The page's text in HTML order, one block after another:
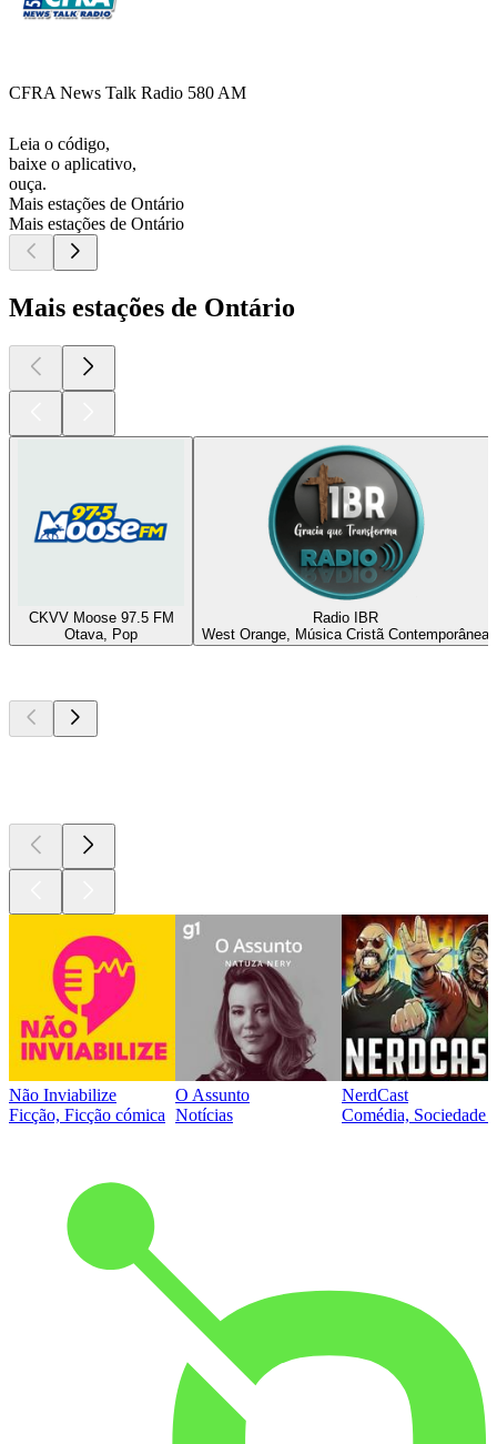
CFRA News Talk Radio 580 AM
Leia o código,
baixe o aplicativo,
ouça.
Mais estações de Ontário
Mais estações de Ontário
Mais estações de Ontário
CKVV Moose 97.5 FM
Otava, Pop
Radio IBR
West Orange, Música Cristã Contemporânea
Não Inviabilize
Ficção, Ficção cómica
O Assunto
Notícias
NerdCast
Comédia, Sociedade